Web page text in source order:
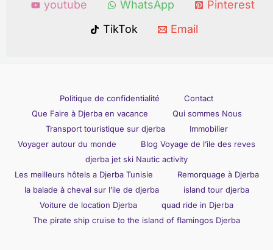
youtube
WhatsApp
Pinterest
TikTok
Email
Politique de confidentialité
Contact
Que Faire à Djerba en vacance
Qui sommes Nous
Transport touristique sur djerba
Immobilier
Voyager autour du monde
Blog Voyage de l’ile des reves
djerba jet ski Nautic activity
Les meilleurs hôtels a Djerba Tunisie
Remorquage à Djerba
la balade à cheval sur l’ile de djerba
island tour djerba
Voiture de location Djerba
quad ride in Djerba
The pirate ship cruise to the island of flamingos Djerba